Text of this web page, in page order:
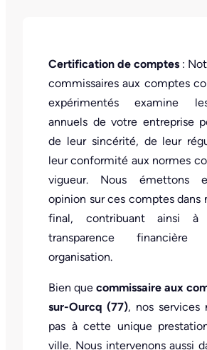
Certification de comptes :
commissaires aux comptes
expérimentés examine
annuels de votre entreprise
de leur sincérité, de leur
leur conformité aux normes
vigueur. Nous émettons
opinion sur ces comptes dans
final, contribuant ainsi à
transparence
organisation.
Bien que commissaire aux
sur-Ourcq (77), nos services
pas à cette unique
ville. Nous intervenons aussi